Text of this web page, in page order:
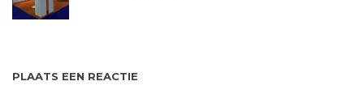
PLAATS EEN REACTIE